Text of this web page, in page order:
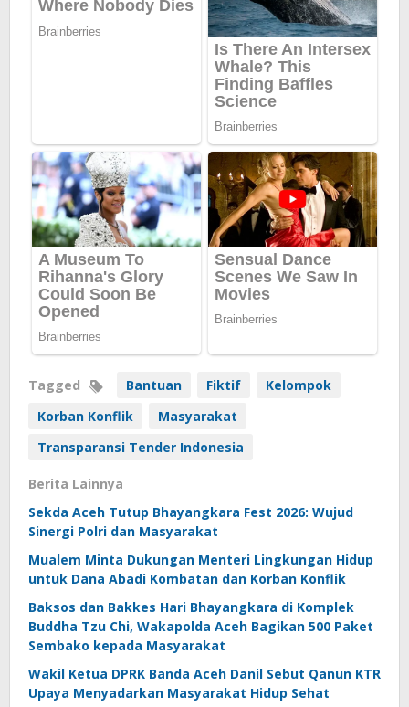
Tagged Bantuan Fiktif
Kelompok
Korban Konflik
Masyarakat
Transparansi Tender Indonesia
Berita Lainnya
Sekda Aceh Tutup Bhayangkara Fest 2026: Wujud
Sinergi Polri dan Masyarakat
Mualem Minta Dukungan Menteri Lingkungan Hidup
untuk Dana Abadi Kombatan dan Korban Konflik
Baksos dan Bakkes Hari Bhayangkara di Komplek
Buddha Tzu Chi, Wakapolda Aceh Bagikan 500 Paket
Sembako kepada Masyarakat
Wakil Ketua DPRK Banda Aceh Danil Sebut Qanun KTR
Upaya Menyadarkan Masyarakat Hidup Sehat